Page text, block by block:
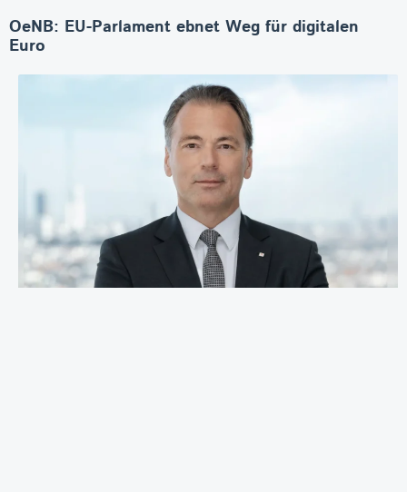
OeNB: EU-Parlament ebnet Weg für digitalen
Euro